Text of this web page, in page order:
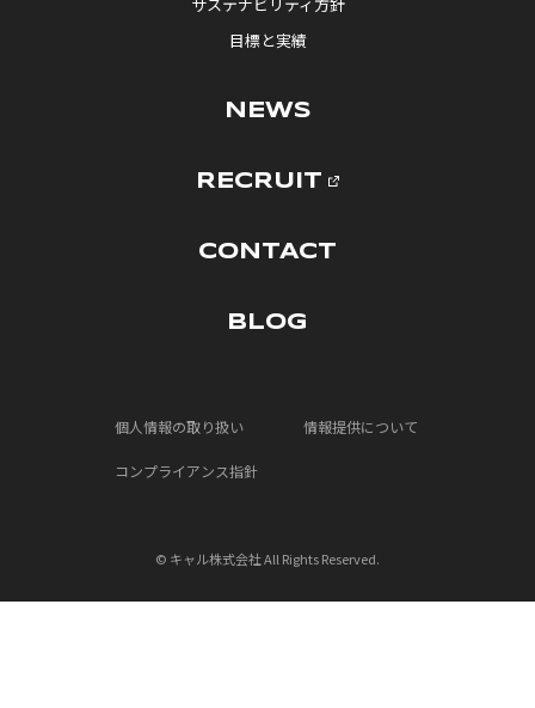
目標と実績
NEWS
RECRUIT
CONTACT
BLOG
個人情報の取り扱い 情報提供について
コンプライアンス指針
© キャル株式会社 All Rights Reserved.